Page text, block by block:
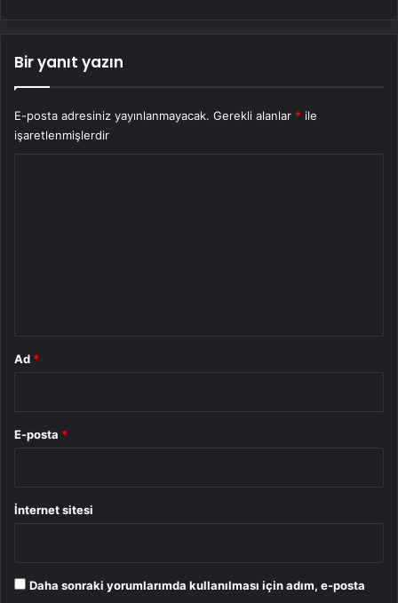
Bir yanıt yazın
E-posta adresiniz yayınlanmayacak. Gerekli alanlar * ile
işaretlenmişlerdir
Ad *
E-posta *
İnternet sitesi
Daha sonraki yorumlarımda kullanılması için adım, e-posta